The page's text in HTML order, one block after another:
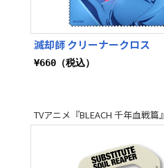
滅却師 クリーナークロス
¥660（税込）
TVアニメ『BLEACH 千年血戦篇』